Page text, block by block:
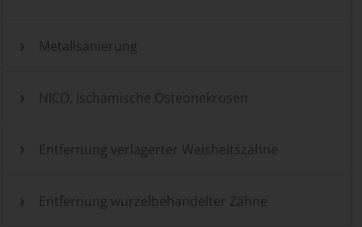
Metallsanierung
NICO, Ischämische Osteonekrosen
Entfernung verlagerter Weisheitszähne
Entfernung wurzelbehandelter Zähne